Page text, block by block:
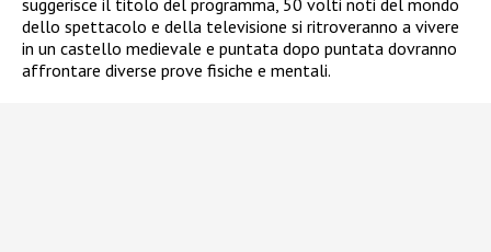
dello spettacolo e della televisione si ritroveranno a vivere
in un castello medievale e puntata dopo puntata dovranno
affrontare diverse prove fisiche e mentali.